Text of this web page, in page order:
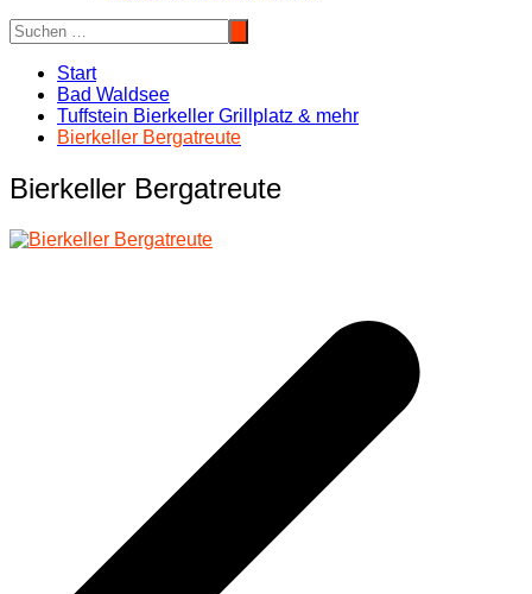
Start
Bad Waldsee
Tuffstein Bierkeller Grillplatz & mehr
Bierkeller Bergatreute
Bierkeller Bergatreute